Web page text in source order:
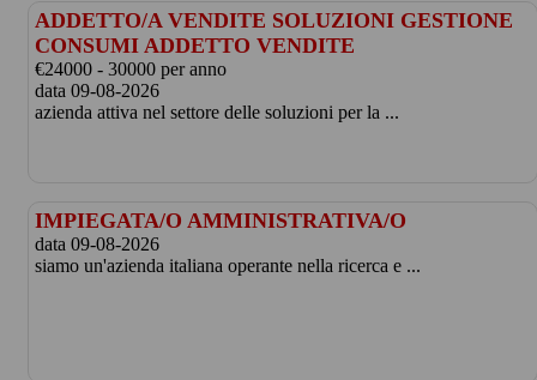
ADDETTO/A VENDITE SOLUZIONI GESTIONE
CONSUMI ADDETTO VENDITE
€24000 - 30000 per anno
data 09-08-2026
azienda attiva nel settore delle soluzioni per la ...
IMPIEGATA/O AMMINISTRATIVA/O
data 09-08-2026
siamo un'azienda italiana operante nella ricerca e ...